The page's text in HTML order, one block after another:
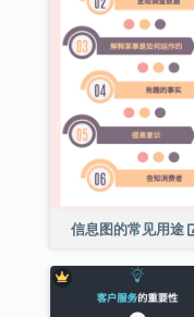
信息图的常见用途